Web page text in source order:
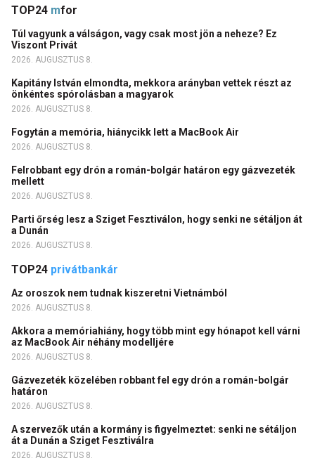
TOP24 mfor
Túl vagyunk a válságon, vagy csak most jön a neheze? Ez
Viszont Privát
2026. AUGUSZTUS 8.
Kapitány István elmondta, mekkora arányban vettek részt az
önkéntes spórolásban a magyarok
2026. AUGUSZTUS 8.
Fogytán a memória, hiánycikk lett a MacBook Air
2026. AUGUSZTUS 8.
Felrobbant egy drón a román-bolgár határon egy gázvezeték
mellett
2026. AUGUSZTUS 8.
Parti őrség lesz a Sziget Fesztiválon, hogy senki ne sétáljon át
a Dunán
2026. AUGUSZTUS 8.
TOP24 privátbankár
Az oroszok nem tudnak kiszeretni Vietnámból
2026. AUGUSZTUS 8.
Akkora a memóriahiány, hogy több mint egy hónapot kell várni
az MacBook Air néhány modelljére
2026. AUGUSZTUS 8.
Gázvezeték közelében robbant fel egy drón a román-bolgár
határon
2026. AUGUSZTUS 8.
A szervezők után a kormány is figyelmeztet: senki ne sétáljon
át a Dunán a Sziget Fesztiválra
2026. AUGUSZTUS 8.